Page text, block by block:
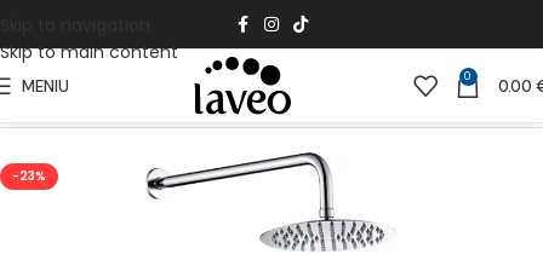
Skip to main content
MENIU 0 0.00
Pradžia Vonios Kambariui Vonios maišytuvai
-23%